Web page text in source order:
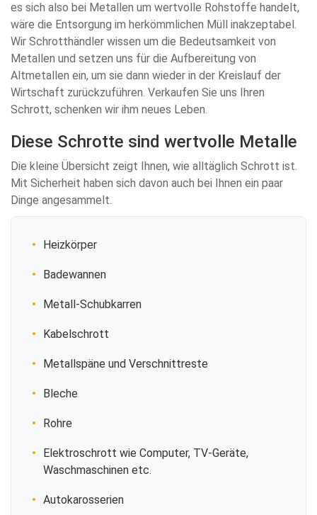
es sich also bei Metallen um wertvolle Rohstoffe handelt,
wäre die Entsorgung im herkömmlichen Müll inakzeptabel.
Wir Schrotthändler wissen um die Bedeutsamkeit von
Metallen und setzen uns für die Aufbereitung von
Altmetallen ein, um sie dann wieder in der Kreislauf der
Wirtschaft zurückzuführen. Verkaufen Sie uns Ihren
Schrott, schenken wir ihm neues Leben.
Diese Schrotte sind wertvolle Metalle
Die kleine Übersicht zeigt Ihnen, wie alltäglich Schrott ist.
Mit Sicherheit haben sich davon auch bei Ihnen ein paar
Dinge angesammelt.
Heizkörper
Badewannen
Metall-Schubkarren
Kabelschrott
Metallspäne und Verschnittreste
Bleche
Rohre
Elektroschrott wie Computer, TV-Geräte,
Waschmaschinen etc.
Autokarosserien